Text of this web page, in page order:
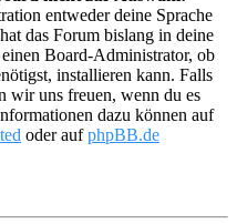
entweder deine Sprache
das Forum bislang in deine
Board-Administrator, ob
installieren kann. Falls
wir uns freuen, wenn du es
dazu können auf
oder aufphpBB.de